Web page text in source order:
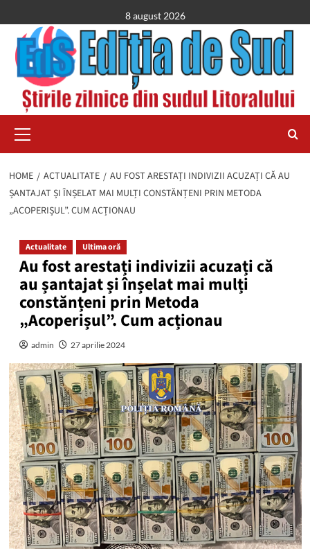
to
content
8 august 2026
Menu
HOME ACTUALITATE
AU FOST ARESTAȚI INDIVIZII ACUZAȚI CĂ AU
ȘANTAJAT ȘI ÎNȘELAT MAI MULȚI CONSTĂNȚENI PRIN METODA
„ACOPERIȘUL”. CUM ACȚIONAU
Actualitate Ultima oră
Au fost arestați indivizii acuzați că
au șantajat și înșelat mai mulți
constănțeni prin Metoda
„Acoperișul”. Cum acționau
admin 27 aprilie 2024